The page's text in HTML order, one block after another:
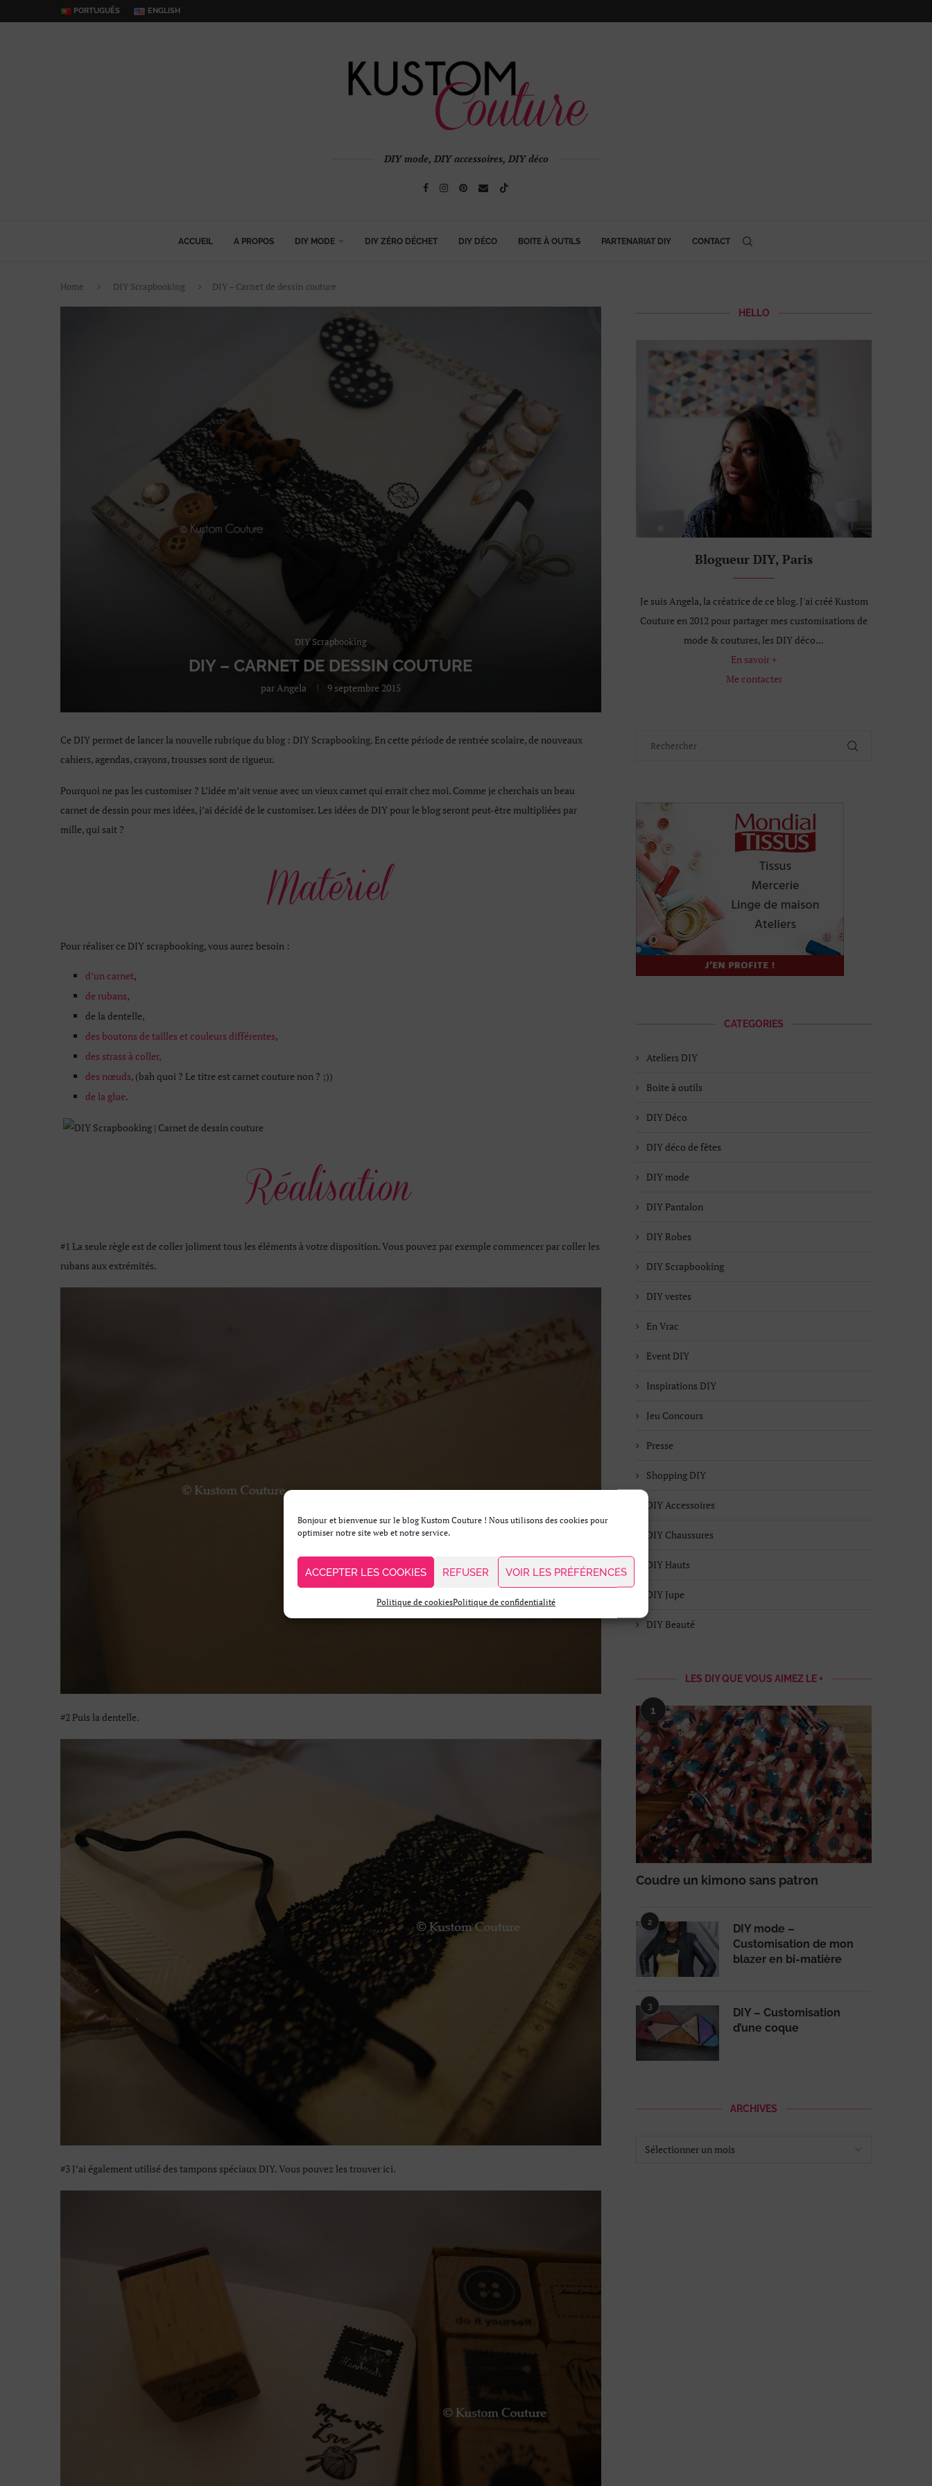
Bonjour et bienvenue sur le blog Kustom Couture ! Nous utilisons des cookies pour
optimiser notre site web et notre service.
ACCEPTER LES COOKIES REFUSER VOIR LES PRÉFÉRENCES
Politique de cookiesPolitique de confidentialité
PORTUGUÊS ENGLISH
DIY mode, DIY accessoires, DIY déco
ACCUEIL A PROPOS DIY MODE DIY ZÉRO DÉCHET DIY DÉCO BOITE À OUTILS PARTENARIAT DIY CONTACT
Home DIY Scrapbooking DIY – Carnet de dessin couture
DIY Scrapbooking
DIY – CARNET DE DESSIN COUTURE
parAngela 9 septembre 2015
Ce DIY permet de lancer la nouvelle rubrique du blog : DIY Scrapbooking. En cette période de rentrée scolaire, de nouveaux
cahiers, agendas, crayons, trousses sont de rigueur.
Pourquoi ne pas les customiser ? L’idée m’ait venue avec un vieux carnet qui errait chez moi. Comme je cherchais un beau
carnet de dessin pour mes idées, j’ai décidé de le customiser. Les idées de DIY pour le blog seront peut-être multipliées par
mille, qui sait ?
Pour réaliser ce DIY scrapbooking, vous aurez besoin :
d’un carnet,
de rubans,
de la dentelle,
des boutons de tailles et couleurs différentes,
des strass à coller,
des nœuds, (bah quoi ? Le titre est carnet couture non ? ;))
de la glue.
#1 La seule règle est de coller joliment tous les éléments à votre disposition. Vous pouvez par exemple commencer par coller les
rubans aux extrémités.
#2 Puis la dentelle.
#3 J’ai également utilisé des tampons spéciaux DIY. Vous pouvez les trouver ici.
HELLO
Blogueur DIY, Paris
Je suis Angela, la créatrice de ce blog. J'ai créé Kustom
Couture en 2012 pour partager mes customisations de
mode & coutures, les DIY déco...
En savoir +
Me contacter
CATEGORIES
Ateliers DIY
Boite à outils
DIY Déco
DIY déco de fêtes
DIY mode
DIY Pantalon
DIY Robes
DIY Scrapbooking
DIY vestes
En Vrac
Event DIY
Inspirations DIY
Jeu Concours
Presse
Shopping DIY
DIY Accessoires
DIY Chaussures
DIY Hauts
DIY Jupe
DIY Beauté
LES DIY QUE VOUS AIMEZ LE +
1
Coudre un kimono sans patron
2
DIY mode –
Customisation de mon
blazer en bi-matière
3
DIY – Customisation
d’une coque
ARCHIVES